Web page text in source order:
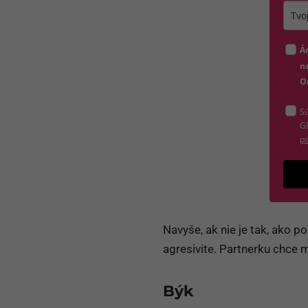
Navyše, ak nie je tak, ako
agresivite. Partnerku chce
Býk